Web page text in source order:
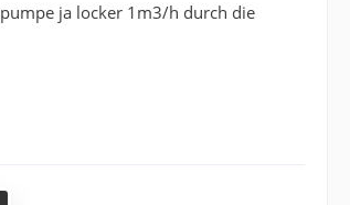
ja locker 1m3/h durch die